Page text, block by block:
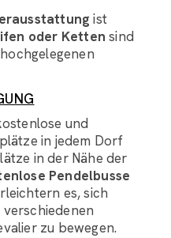
ist
oder Ketten sind
und
in jedem Dorf
in der Nähe der
Pendelbusse
es, sich
zu bewegen.
Assistant LRC
der Organisation des
sein?